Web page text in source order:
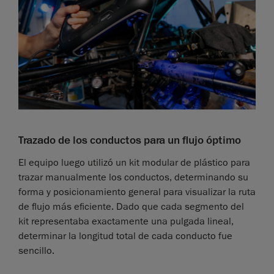
Trazado de los conductos para un flujo óptimo
El equipo luego utilizó un kit modular de plástico para
trazar manualmente los conductos, determinando su
forma y posicionamiento general para visualizar la ruta
de flujo más eficiente. Dado que cada segmento del
kit representaba exactamente una pulgada lineal,
determinar la longitud total de cada conducto fue
sencillo.